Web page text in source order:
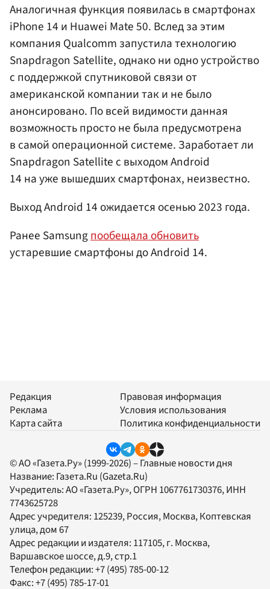
Аналогичная функция появилась в смартфонах
iPhone 14 и Huawei Mate 50. Вслед за этим
компания Qualcomm запустила технологию
Snapdragon Satellite, однако ни одно устройство
с поддержкой спутниковой связи от
американской компании так и не было
анонсировано. По всей видимости данная
возможность просто не была предусмотрена
в самой операционной системе. Заработает ли
Snapdragon Satellite с выходом Android
14 на уже вышедших смартфонах, неизвестно.
Выход Android 14 ожидается осенью 2023 года.
Ранее Samsungпообещала обновить
устаревшие смартфоны до Android 14.
Редакция
Реклама
Карта сайта
Правовая информация
Условия использования
Политика конфиденциальности
© АО «Газета.Ру» (1999-2026) – Главные новости дня
Название: Газета.Ru (Gazeta.Ru)
Учредитель:АО «Газета.Ру», ОГРН 1067761730376, ИНН
7743625728
Адрес учредителя: 125239, Россия, Москва, Коптевская
улица, дом 67
Адрес редакции и издателя: 117105, г. Москва,
Варшавское шоссе, д.9, стр.1
Телефон редакции:+7 (495) 785-00-12
Факс:+7 (495) 785-17-01